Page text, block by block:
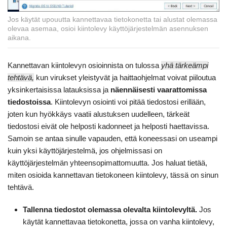
Jos käytät upouutta kannettavaa tietokonetta tai alustat olemassa
olevaa asemaa, osioi kiintolevy käyttöjärjestelmän asennuksen
aikana.
Kannettavan kiintolevyn osioinnista on tulossa yhä tärkeämpi
tehtävä, kun virukset yleistyvät ja haittaohjelmat voivat piiloutua
yksinkertaisissa latauksissa ja näennäisesti vaarattomissa
tiedostoissa. Kiintolevyn osiointi voi pitää tiedostosi erillään,
joten kun hyökkäys vaatii alustuksen uudelleen, tärkeät
tiedostosi eivät ole helposti kadonneet ja helposti haettavissa.
Samoin se antaa sinulle vapauden, että koneessasi on useampi
kuin yksi käyttöjärjestelmä, jos ohjelmissasi on
käyttöjärjestelmän yhteensopimattomuutta. Jos haluat tietää,
miten osioida kannettavan tietokoneen kiintolevy, tässä on sinun
tehtävä.
Tallenna tiedostot olemassa olevalta kiintolevyltä. Jos
käytät kannettavaa tietokonetta, jossa on vanha kiintolevy,